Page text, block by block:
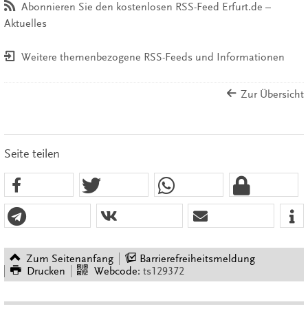
Abonnieren Sie den kostenlosen RSS-Feed Erfurt.de –
Aktuelles
Weitere themenbezogene RSS-Feeds und Informationen
Zur Übersicht
Seite teilen
Zum Seitenanfang
Barrierefreiheitsmeldung
Drucken
Webcode: ts129372